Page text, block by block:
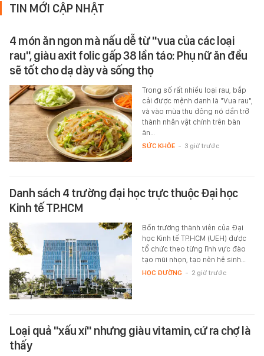
TIN MỚI CẬP NHẬT
4 món ăn ngon mà nấu dễ từ "vua của các loại
rau", giàu axit folic gấp 38 lần táo: Phụ nữ ăn đều
sẽ tốt cho dạ dày và sống thọ
Trong số rất nhiều loại rau, bắp
cải được mệnh danh là "Vua rau",
và vào mùa thu đông nó dần trở
thành nhân vật chính trên bàn
ăn…
SỨC KHỎE - 3 giờ trước
Danh sách 4 trường đại học trực thuộc Đại học
Kinh tế TP.HCM
Bốn trường thành viên của Đại
học Kinh tế TP.HCM (UEH) được
tổ chức theo từng lĩnh vực đào
tạo mũi nhọn, tạo nên hệ sinh…
HỌC ĐƯỜNG - 2 giờ trước
Loại quả "xấu xí" nhưng giàu vitamin, cứ ra chợ là
thấy